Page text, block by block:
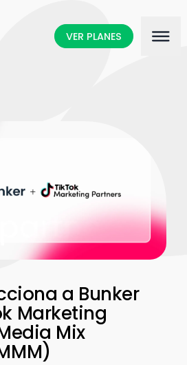
VER PLANES
a Bunker
Marketing
Mix